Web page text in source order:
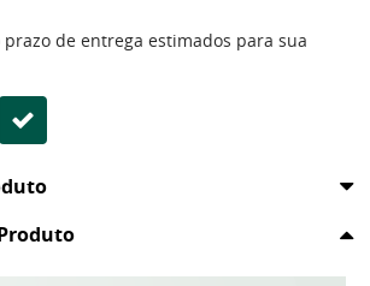
de entrega estimados para sua